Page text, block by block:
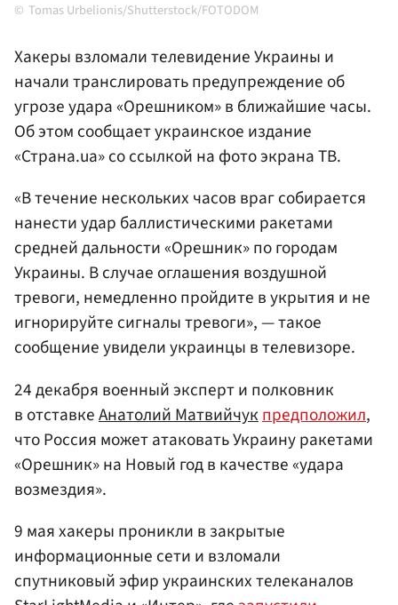
Tomas Urbelionis/Shutterstock/FOTODOM
Хакеры взломали телевидение Украины и
начали транслировать предупреждение об
угрозе удара «Орешником» в ближайшие часы.
Об этом сообщает украинское издание
«Страна.ua» со ссылкой на фото экрана ТВ.
«В течение нескольких часов враг собирается
нанести удар баллистическими ракетами
средней дальности «Орешник» по городам
Украины. В случае оглашения воздушной
тревоги, немедленно пройдите в укрытия и не
игнорируйте сигналы тревоги», — такое
сообщение увидели украинцы в телевизоре.
24 декабря военный эксперт и полковник
в отставкеАнатолий Матвийчук предположил,
что Россия может атаковать Украину ракетами
«Орешник» на Новый год в качестве «удара
возмездия».
9 мая хакеры проникли в закрытые
информационные сети и взломали
спутниковый эфир украинских телеканалов